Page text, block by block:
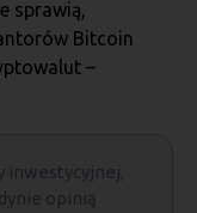
sprawią,
Bitcoin
–
inwestycyjnej,
opinią